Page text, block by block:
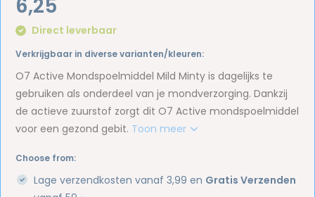
6,25
Direct leverbaar
Verkrijgbaar in diverse varianten/kleuren:
O7 Active Mondspoelmiddel Mild Minty is dagelijks te
gebruiken als onderdeel van je mondverzorging. Dankzij
de actieve zuurstof zorgt dit O7 Active mondspoelmiddel
voor een gezond gebit. Toon meer
Choose from:
Lage verzendkosten vanaf 3,99 en Gratis Verzenden